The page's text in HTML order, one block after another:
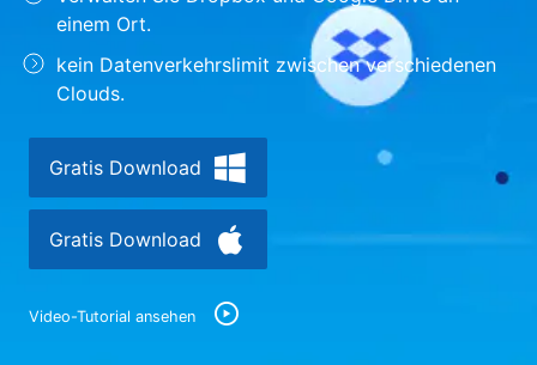
Suchen
einem Ort.
kein Datenverkehrslimit zwischen verschiedenen
Clouds.
Gratis Download
Gratis Download
Video-Tutorial ansehen